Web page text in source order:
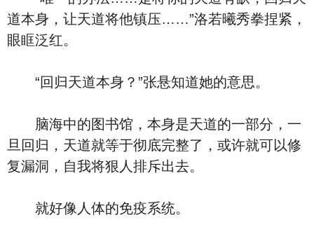
道本身，让天道将他镇压……”洛若曦秀拳捏紧，
眼眶泛红。
“回归天道本身？”张悬知道她的意思。
脑海中的图书馆，本身是天道的一部分，一
旦回归，天道就等于彻底完整了，或许就可以修
复漏洞，自我将狠人排斥出去。
就好像人体的免疫系统。